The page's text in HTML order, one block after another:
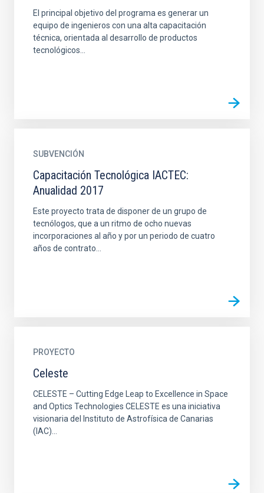
El principal objetivo del programa es generar un
equipo de ingenieros con una alta capacitación
técnica, orientada al desarrollo de productos
tecnológicos...
SUBVENCIÓN
Capacitación Tecnológica IACTEC:
Anualidad 2017
Este proyecto trata de disponer de un grupo de
tecnólogos, que a un ritmo de ocho nuevas
incorporaciones al año y por un periodo de cuatro
años de contrato...
PROYECTO
Celeste
CELESTE – Cutting Edge Leap to Excellence in Space
and Optics Technologies CELESTE es una iniciativa
visionaria del Instituto de Astrofísica de Canarias
(IAC)...